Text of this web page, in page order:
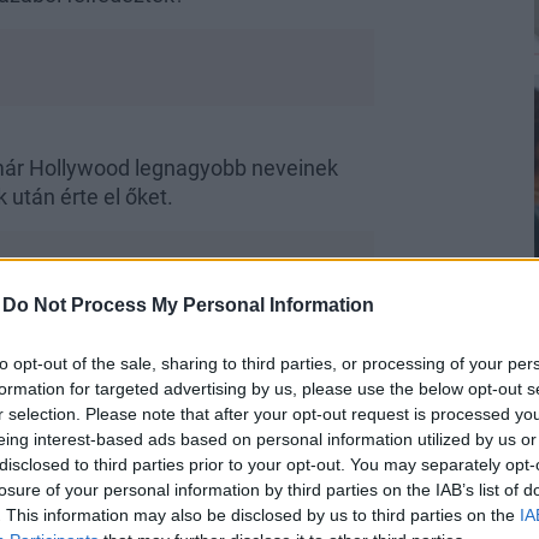
Do Not Process My Personal Information
opt-out of the sale, sharing to third parties, or processing of your
for targeted advertising by us, please use the below opt-out
selection. Please note that after your opt-out request is processed
interest-based ads based on personal information utilized by us
to third parties prior to your opt-out. You may separately
of your personal information by third parties on the IAB’s list of
This information may also be disclosed by us to third parties on the
Hollywood legnagyobb neveinek
után érte el őket.
és már a harmadik X
íme tíz hollywoodi sztár,
áttörésre